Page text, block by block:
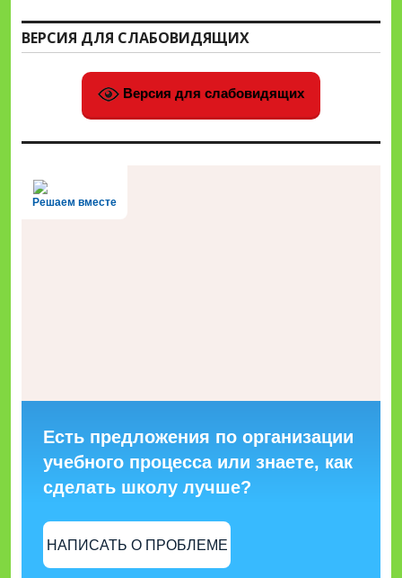
ВЕРСИЯ ДЛЯ СЛАБОВИДЯЩИХ
Версия для слабовидящих
Решаем вместе
Есть предложения по организации
учебного процесса или знаете, как
сделать школу лучше?
НАПИСАТЬ О ПРОБЛЕМЕ